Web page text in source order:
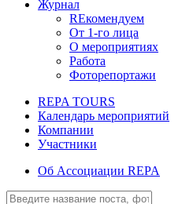
Журнал
REкомендуем
От 1-го лица
О мероприятиях
Работа
Фоторепортажи
REPA TOURS
Календарь мероприятий
Компании
Участники
Об Ассоциации REPA